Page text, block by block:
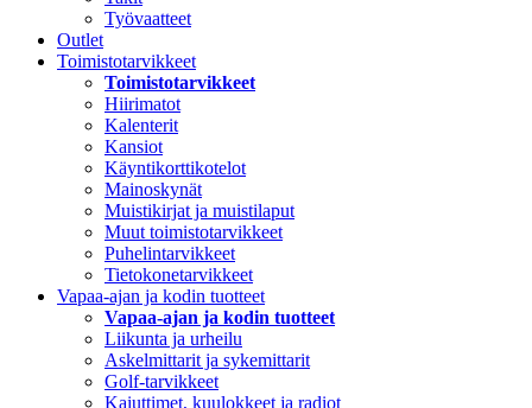
Työvaatteet
Outlet
Toimistotarvikkeet
Toimistotarvikkeet
Hiirimatot
Kalenterit
Kansiot
Käyntikorttikotelot
Mainoskynät
Muistikirjat ja muistilaput
Muut toimistotarvikkeet
Puhelintarvikkeet
Tietokonetarvikkeet
Vapaa-ajan ja kodin tuotteet
Vapaa-ajan ja kodin tuotteet
Liikunta ja urheilu
Askelmittarit ja sykemittarit
Golf-tarvikkeet
Kaiuttimet, kuulokkeet ja radiot